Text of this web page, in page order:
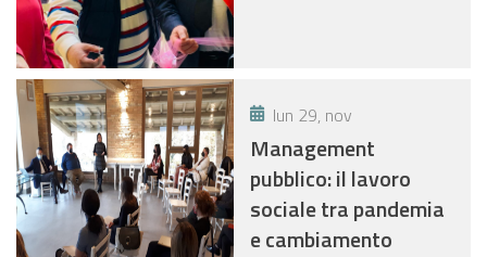
lun 29, nov
Management
pubblico: il lavoro
sociale tra pandemia
e cambiamento